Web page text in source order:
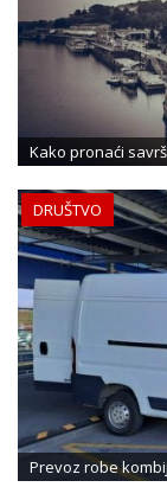
Kako pronaći
DRUŠTVO
Prevoz robe